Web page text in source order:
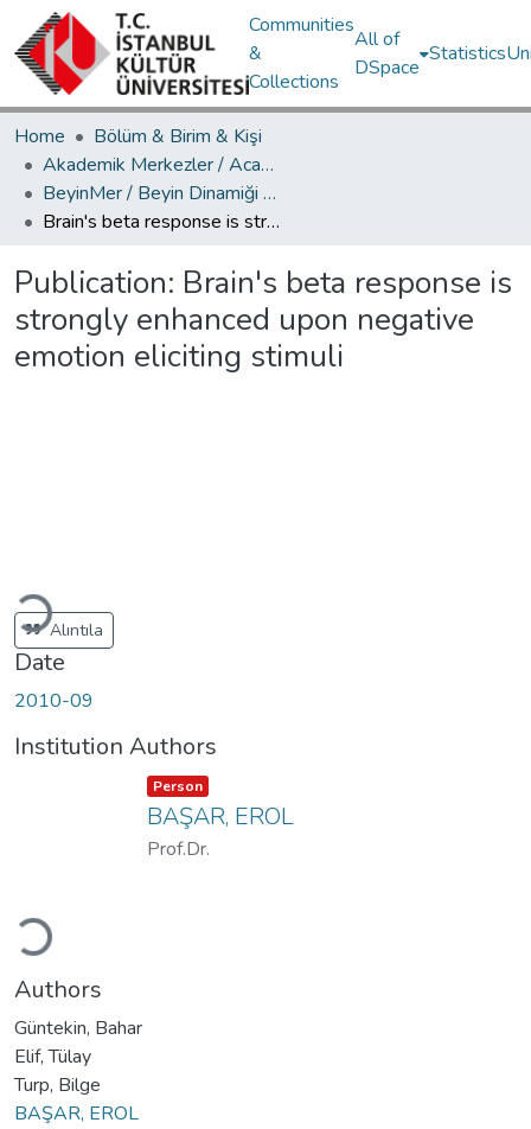
Communities
&
Collections
All of
DSpace
Statistics
Home
Bölüm & Birim & Kişi
Akademik Merkezler / Academic Centers
BeyinMer / Beyin Dinamiği Araştırma Merkezi
Brain's beta response is strongly enhanced upon negative emotion eliciting stimuli
Publication: Brain's beta response is
strongly enhanced upon negative
emotion eliciting stimuli
Loading...
Alıntıla
Date
2010-09
Institution Authors
Loading...
Item type:
Person ,
BAŞAR, EROL
Prof.Dr.
Authors
Güntekin, Bahar
Elif, Tülay
Turp, Bilge
BAŞAR, EROL